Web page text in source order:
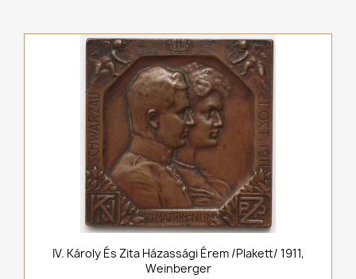
IV. Károly És Zita Házassági Érem /plakett/ 1911,
Weinberger